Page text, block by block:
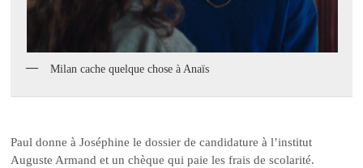
Milan cache quelque chose à Anaïs
Paul donne à Joséphine le dossier de candidature à l’institut
Auguste Armand et un chèque qui paie les frais de scolarité.